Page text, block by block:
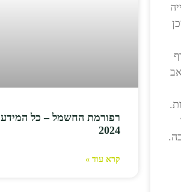
רפורמת החשמל – כל המידע
2024
קרא עוד »